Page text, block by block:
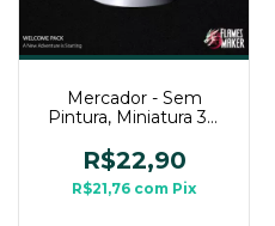
Mercador - Sem
Pintura, Miniatura 3D
Mesa
R$22,90
R$21,76 com Pix